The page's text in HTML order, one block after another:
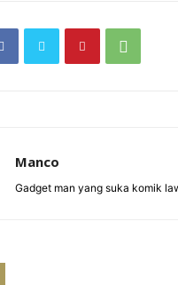
Manco
Gadget man yang suka komik